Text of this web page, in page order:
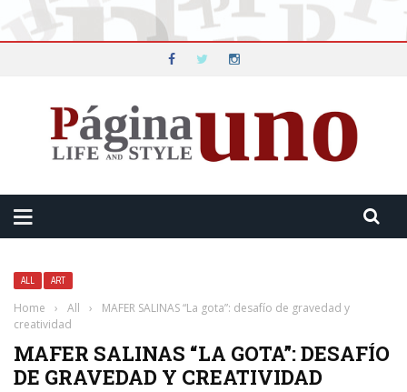
ALL ART
Home › All ›
MAFER SALINAS “La gota”: desafío de gravedad y
creatividad
MAFER SALINAS “LA GOTA”: DESAFÍO
DE GRAVEDAD Y CREATIVIDAD